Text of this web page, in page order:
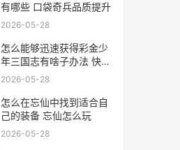
有哪些 口袋奇兵品质提升
2026-05-28
怎么能够迅速获得彩金少
年三国志有啥子办法 快速
获得钱的办法
2026-05-28
怎么在忘仙中找到适合自
己的装备 忘仙怎么玩
2026-05-28